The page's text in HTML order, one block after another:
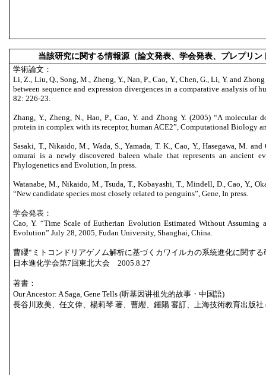
当該研究に関する情報源（論文発表、学会発表、プレプリン
学術論文：
Li, Z., Liu, Q., Song, M., Zheng, Y., Nan, P., Cao, Y., Chen, G., Li, Y. and
between sequence and expression divergences in a comparative analysis of
82: 226-23.
Zhang, Y., Zheng, N., Hao, P., Cao, Y. and Zhong Y. (2005) “A molecular
protein in complex with its receptor, human ACE2”, Computational Biology
Sasaki, T., Nikaido, M., Wada, S., Yamada, T. K., Cao, Y., Hasegawa, M.
omurai is a newly discovered baleen whale that represents an ancient
Phylogenetics and Evolution, In press.
Watanabe, M., Nikaido, M., Tsuda, T., Kobayashi, T., Mindell, D., Cao, Y.,
“New candidate species most closely related to penguins”, Gene, In press.
学会発表：
Cao, Y. “Time Scale of Eutherian Evolution Estimated Without
Evolution” July 28, 2005, Fudan University, Shanghai, China.
曹纓“ミトコンドリアゲノム解析に基づくカワイルカの系統進化に関する
日本進化学会第7回東北大会 2005.8.27
著書：
Our Ancestor: A Saga, Gene Tells (听基因讲祖先的故事・中国語)
長谷川政美、任文偉、楊莉琴 著、曹纓、鍾陽 審訂、上海技術教育出版社